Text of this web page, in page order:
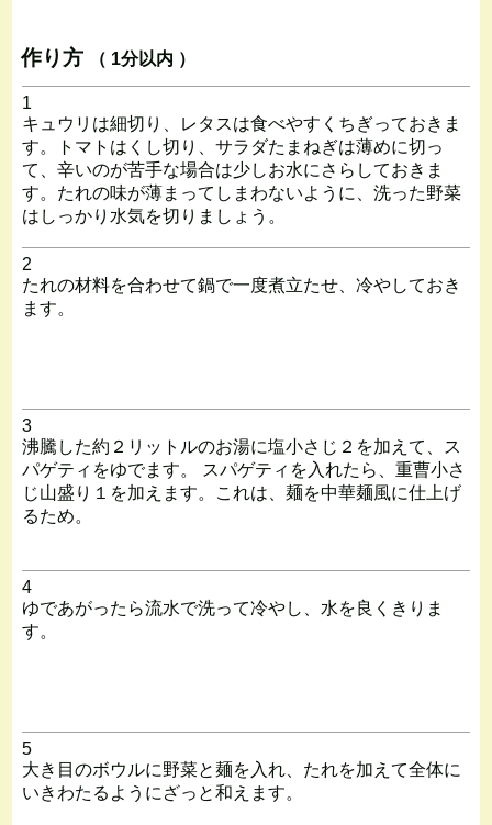
作り方 （ 1分以内 ）
1
キュウリは細切り、レタスは食べやすくちぎっておきま
す。トマトはくし切り、サラダたまねぎは薄めに切っ
て、辛いのが苦手な場合は少しお水にさらしておきま
す。たれの味が薄まってしまわないように、洗った野菜
はしっかり水気を切りましょう。
2
たれの材料を合わせて鍋で一度煮立たせ、冷やしておき
ます。
3
沸騰した約２リットルのお湯に塩小さじ２を加えて、ス
パゲティをゆでます。 スパゲティを入れたら、重曹小さ
じ山盛り１を加えます。これは、麺を中華麺風に仕上げ
るため。
4
ゆであがったら流水で洗って冷やし、水を良くきりま
す。
5
大き目のボウルに野菜と麺を入れ、たれを加えて全体に
いきわたるようにざっと和えます。